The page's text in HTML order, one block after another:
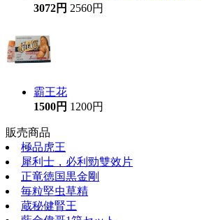
3072円 2560円
霸王花
1500円 1200円
販売商品
極品虎王
犀利士，必利勁雙效片
正竜徳国黒金剛
毎粒堅虫草精
蔵秘健腎王